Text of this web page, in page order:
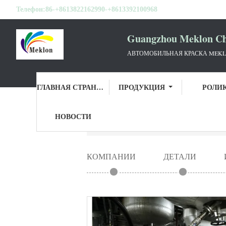
Телефон:86-+8613822162990-+8613392100968
Guangzhou Meklon
АВТОМОБИЛЬНАЯ КРАСКА
ГЛАВНАЯ СТРАНИЦА ПРОДУКЦИЯ
НОВОСТИ
КОМПАНИИ ДЕТАЛИ